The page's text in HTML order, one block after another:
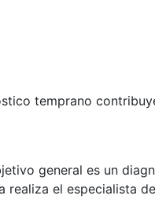
temprano
general es un
realiza el especialista